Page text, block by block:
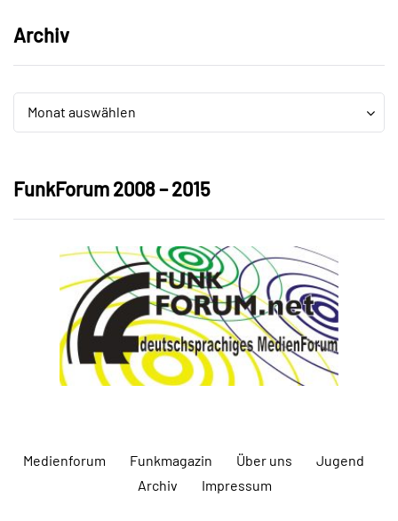
Archiv
Archiv
Monat auswählen
Archiv
FunkForum 2008 – 2015
Medienforum Funkmagazin Über uns
Jugend
Archiv
Impressum